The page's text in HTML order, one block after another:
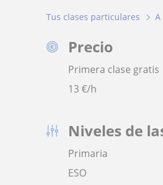
Tus clases particulares
Precio
Primera clase gratis
13 €/h
Niveles de
Primaria
ESO